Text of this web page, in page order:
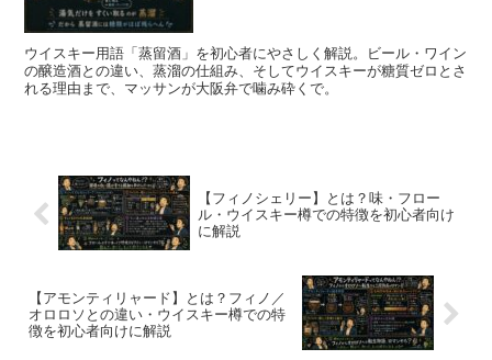
ウイスキー用語「蒸留酒」を初心者にやさしく解説。ビール・ワイン
の醸造酒との違い、蒸溜の仕組み、そしてウイスキーが糖質ゼロとさ
れる理由まで、マッサンが大阪弁で噛み砕くで。
【フィノシェリー】とは？味・フロー
ル・ウイスキー樽での特徴を初心者向け
に解説
【アモンティリャード】とは？フィノ／
オロロソとの違い・ウイスキー樽での特
徴を初心者向けに解説